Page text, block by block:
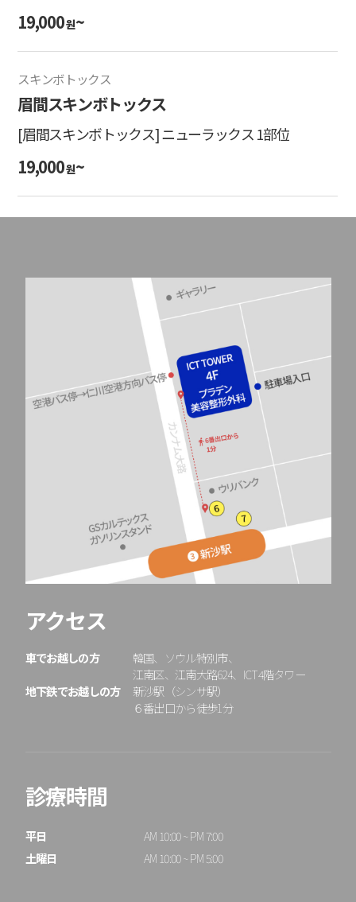
19,000원~
スキンボトックス
眉間スキンボトックス
[眉間スキンボトックス] ニューラックス 1部位
19,000원~
アクセス
車でお越しの方
地下鉄でお越しの方
韓国、ソウル特別市、
江南区、江南大路624、ICT4階タワー
新沙駅（シンサ駅）
６番出口から徒歩1分
診療時間
平日
土曜日
AM 10:00 ~ PM 7:00
AM 10:00 ~ PM 5:00